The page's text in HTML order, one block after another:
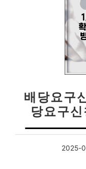
배당요구
당요구
2025-